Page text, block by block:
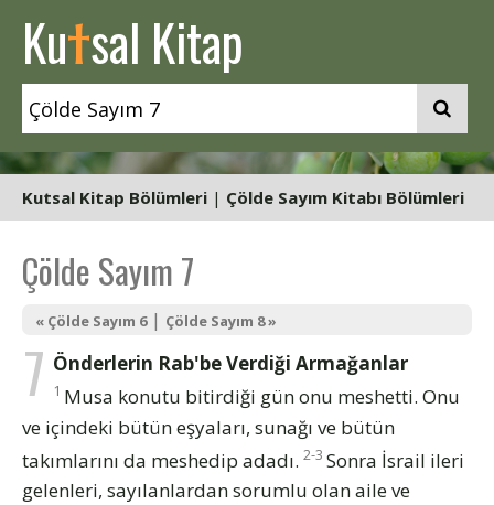
Kutsal Kitap
Kutsal Kitap Bölümleri | Çölde Sayım Kitabı Bölümleri
Çölde Sayım 7
« Çölde Sayım 6| Çölde Sayım 8 »
7 Önderlerin Rab'be Verdiği Armağanlar
1 Musa konutu bitirdiği gün onu meshetti. Onu
ve içindeki bütün eşyaları, sunağı ve bütün
takımlarını da meshedip adadı. 2-3 Sonra İsrail ileri
gelenleri, sayılanlardan sorumlu olan aile ve